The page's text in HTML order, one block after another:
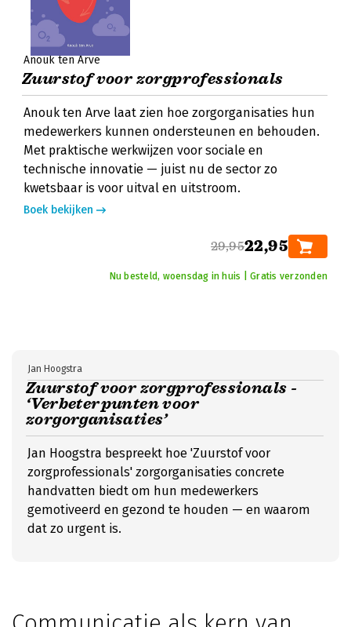
Anouk ten Arve
Zuurstof voor zorgprofessionals
Anouk ten Arve laat zien hoe zorgorganisaties hun
medewerkers kunnen ondersteunen en behouden.
Met praktische werkwijzen voor sociale en
technische innovatie — juist nu de sector zo
kwetsbaar is voor uitval en uitstroom.
Boek bekijken
29,9522,95
Nu besteld, woensdag in huis | Gratis verzonden
Zuurstof voor zorgprofessionals -
‘Verbeterpunten voor
zorgorganisaties’
Jan Hoogstra
Jan Hoogstra bespreekt hoe 'Zuurstof voor
zorgprofessionals' zorgorganisaties concrete
handvatten biedt om hun medewerkers
gemotiveerd en gezond te houden — en waarom
dat zo urgent is.